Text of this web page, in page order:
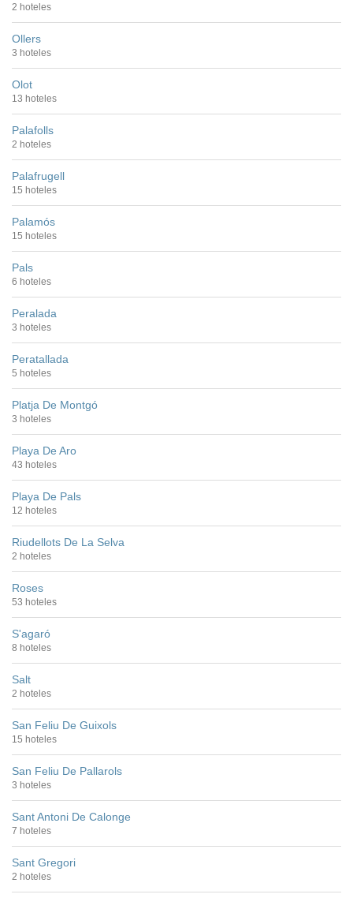
2 hoteles
Ollers
3 hoteles
Olot
13 hoteles
Palafolls
2 hoteles
Palafrugell
15 hoteles
Palamós
15 hoteles
Pals
6 hoteles
Peralada
3 hoteles
Peratallada
5 hoteles
Platja De Montgó
3 hoteles
Playa De Aro
43 hoteles
Playa De Pals
12 hoteles
Riudellots De La Selva
2 hoteles
Roses
53 hoteles
S'agaró
8 hoteles
Salt
2 hoteles
San Feliu De Guixols
15 hoteles
San Feliu De Pallarols
3 hoteles
Sant Antoni De Calonge
7 hoteles
Sant Gregori
2 hoteles